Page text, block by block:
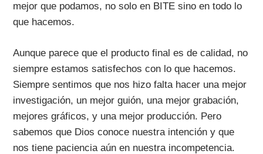
mejor que podamos, no solo en BITE sino en todo lo
que hacemos.
Aunque parece que el producto final es de calidad, no
siempre estamos satisfechos con lo que hacemos.
Siempre sentimos que nos hizo falta hacer una mejor
investigación, un mejor guión, una mejor grabación,
mejores gráficos, y una mejor producción. Pero
sabemos que Dios conoce nuestra intención y que
nos tiene paciencia aún en nuestra incompetencia.